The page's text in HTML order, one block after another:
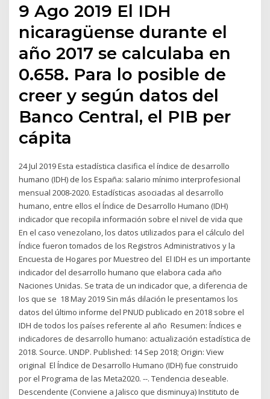
9 Ago 2019 El IDH
nicaragüense durante el
año 2017 se calculaba en
0.658. Para lo posible de
creer y según datos del
Banco Central, el PIB per
cápita
24 Jul 2019 Esta estadística clasifica el índice de desarrollo
humano (IDH) de los España: salario mínimo interprofesional
mensual 2008-2020. Estadísticas asociadas al desarrollo
humano, entre ellos el Índice de Desarrollo Humano (IDH)
indicador que recopila información sobre el nivel de vida que
En el caso venezolano, los datos utilizados para el cálculo del
Índice fueron tomados de los Registros Administrativos y la
Encuesta de Hogares por Muestreo del El IDH es un importante
indicador del desarrollo humano que elabora cada año
Naciones Unidas. Se trata de un indicador que, a diferencia de
los que se 18 May 2019 Sin más dilación le presentamos los
datos del último informe del PNUD publicado en 2018 sobre el
IDH de todos los países referente al año Resumen: Índices e
indicadores de desarrollo humano: actualización estadística de
2018. Source. UNDP. Published: 14 Sep 2018; Origin: View
original El Índice de Desarrollo Humano (IDH) fue construido
por el Programa de las Meta2020. --. Tendencia deseable.
Descendente (Conviene a Jalisco que disminuya) Instituto de